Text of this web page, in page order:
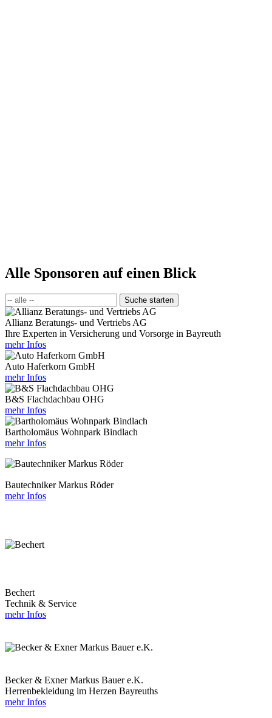
Alle Sponsoren auf einen Blick
Allianz Beratungs- und Vertriebs AG
Ihre Experten in Versicherung und Vorsorge in Bayreuth
mehr Infos
Auto Haferkorn GmbH
mehr Infos
B&S Flachdachbau OHG
mehr Infos
Bartholomäus Wohnpark Bindlach
mehr Infos
Bautechniker Markus Röder
mehr Infos
Bechert
Technik & Service
mehr Infos
Becker & Exner Markus Bauer e.K.
Herrenbekleidung im Herzen Bayreuths
mehr Infos